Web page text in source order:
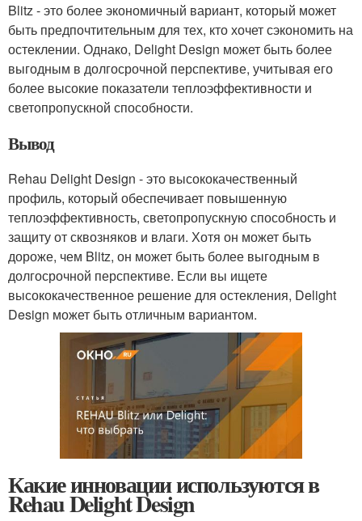
Blitz - это более экономичный вариант, который может
быть предпочтительным для тех, кто хочет сэкономить на
остеклении. Однако, Delight Design может быть более
выгодным в долгосрочной перспективе, учитывая его
более высокие показатели теплоэффективности и
светопропускной способности.
Вывод
Rehau Delight Design - это высококачественный
профиль, который обеспечивает повышенную
теплоэффективность, светопропускную способность и
защиту от сквозняков и влаги. Хотя он может быть
дороже, чем Blitz, он может быть более выгодным в
долгосрочной перспективе. Если вы ищете
высококачественное решение для остекления, Delight
Design может быть отличным вариантом.
Какие инновации используются в
Rehau Delight Design